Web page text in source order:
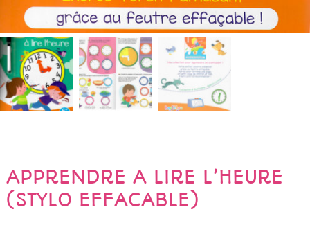
APPRENDRE A LIRE L’HEURE
(STYLO EFFACABLE)